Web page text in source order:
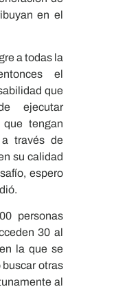
en el
a todas la
el
que
ejecutar
que tengan
través de
su calidad
espero
personas
30 al
la que se
buscar otras
al